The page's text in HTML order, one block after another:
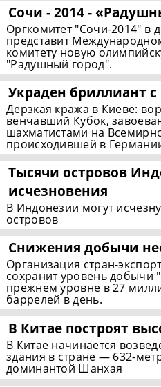
Сочи - 2014 -
Оргкомитет "Сочи-2014" в
представит
комитету новую
"Радушный город".
Украден бриллиант
Дерзкая кража в Киеве:
венчавший Кубок,
шахматистами на
происходившей в
Тысячи островов
исчезновения
В Индонезии могут
островов
Снижения добычи
Организация стран-
сохранит уровень добычи
прежнем уровне в 27
баррелей в день.
В Китае построят
В Китае начинается
здания в стране — 632-
доминантой Шанхая